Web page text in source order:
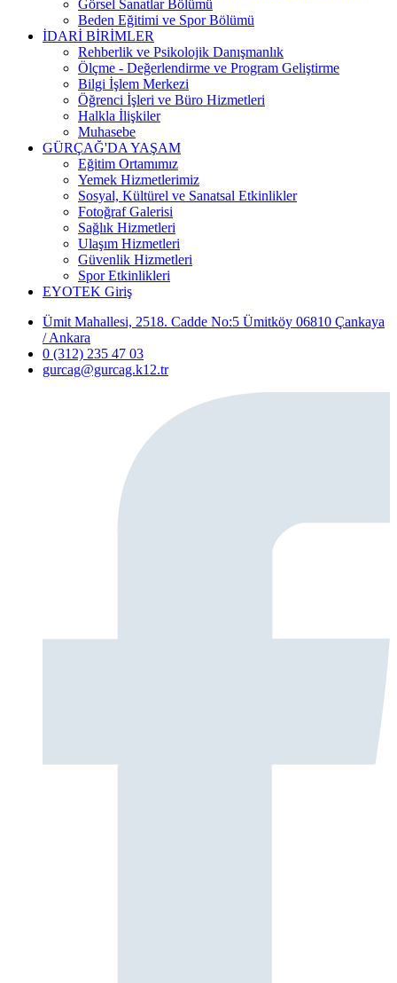
Görsel Sanatlar Bölümü
Beden Eğitimi ve Spor Bölümü
İDARİ BİRİMLER
Rehberlik ve Psikolojik Danışmanlık
Ölçme - Değerlendirme ve Program Geliştirme
Bilgi İşlem Merkezi
Öğrenci İşleri ve Büro Hizmetleri
Halkla İlişkiler
Muhasebe
GÜRÇAĞ'DA YAŞAM
Eğitim Ortamımız
Yemek Hizmetlerimiz
Sosyal, Kültürel ve Sanatsal Etkinlikler
Fotoğraf Galerisi
Sağlık Hizmetleri
Ulaşım Hizmetleri
Güvenlik Hizmetleri
Spor Etkinlikleri
EYOTEK Giriş
Ümit Mahallesi, 2518. Cadde No:5 Ümitköy 06810 Çankaya
/ Ankara
0 (312) 235 47 03
gurcag@gurcag.k12.tr